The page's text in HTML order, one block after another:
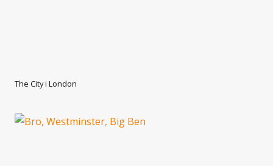
The City i London